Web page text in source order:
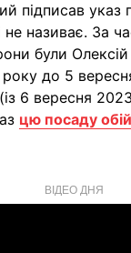
підписав указ
не називає. За
були Олексій
до 5
6 вересня
цю посаду
ВІДЕО ДНЯ